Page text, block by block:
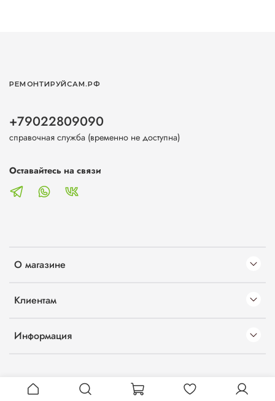
О магазине
Клиентам
Информация
РЕМОНТИРУЙСАМ.РФ
+79022809090
справочная служба (временно не доступна)
Оставайтесь на связи